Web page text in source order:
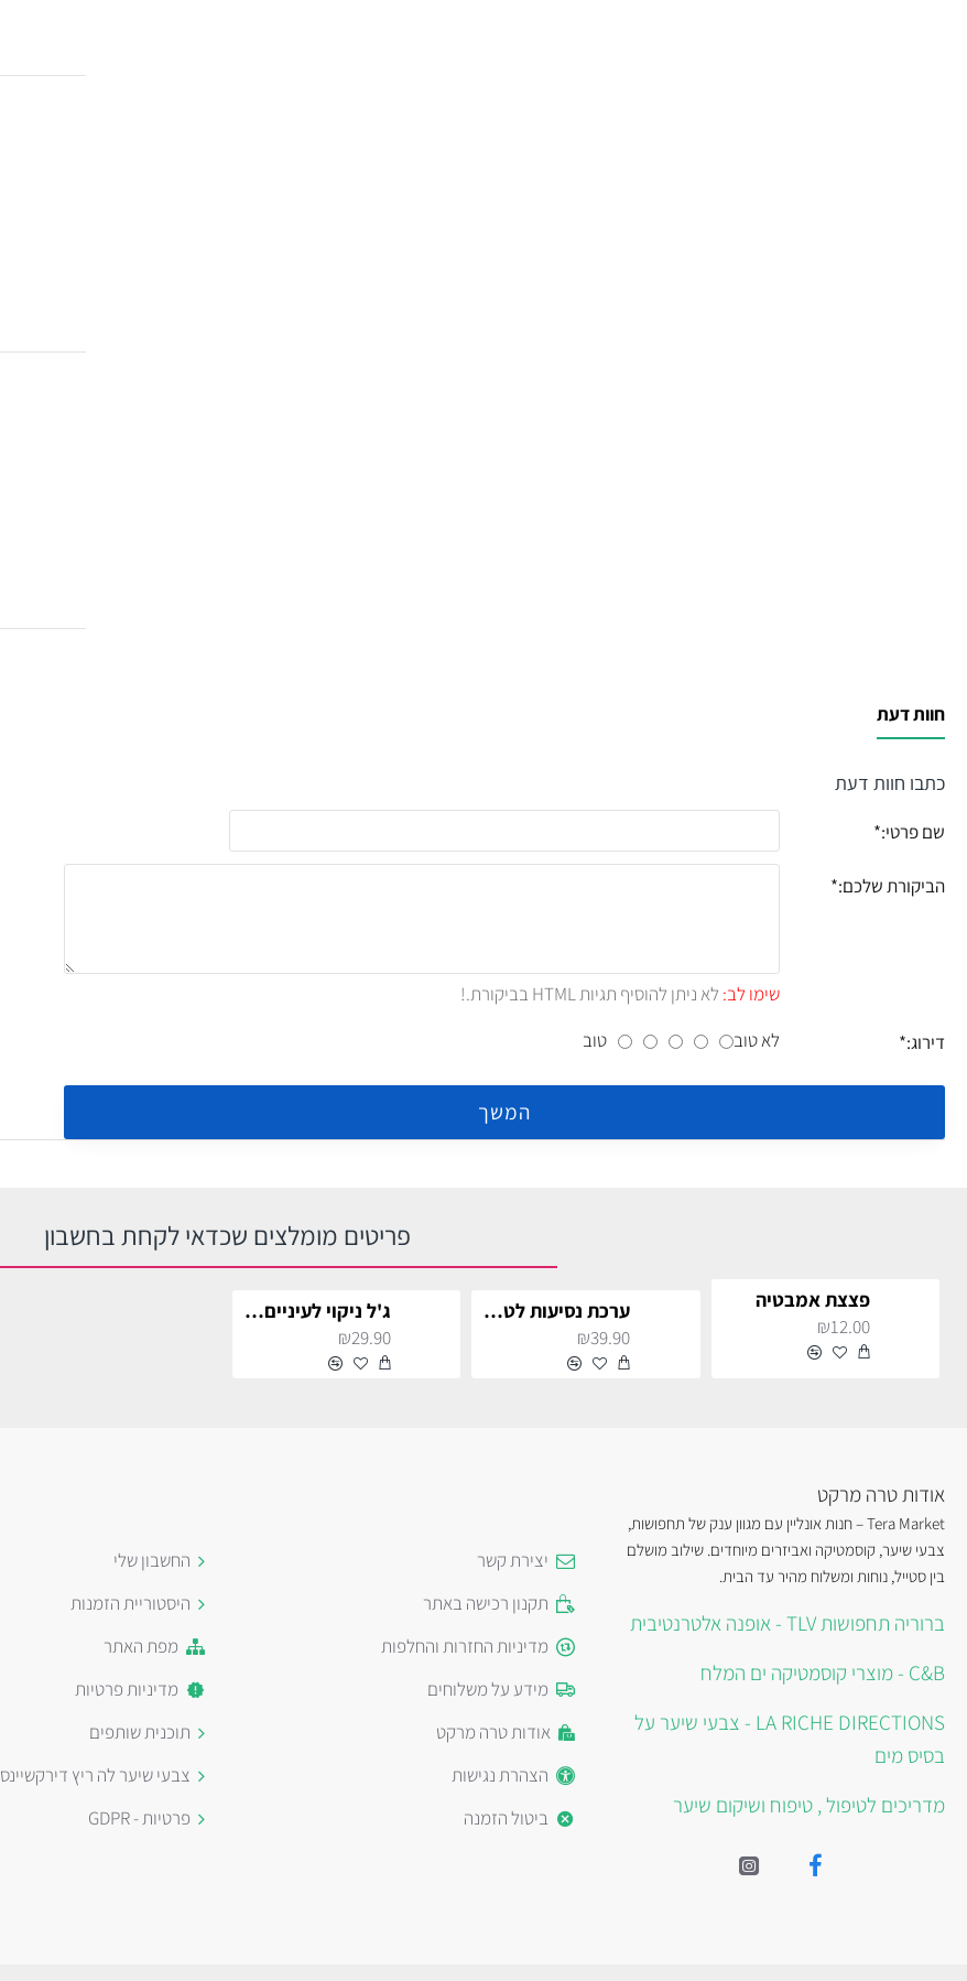
חוות דעת
כתבו חוות דעת
שם פרטי:
הביקורת שלכם:
שימו לב: לא ניתן להוסיף תגיות HTML בביקורת.!
דירוג:
לא טוב טוב
המשך
פריטים מומלצים שכדאי לקחת בחשבון
פצצת אמבטיה
₪12.00
ערכת נסיעות לטיפוח גוף ושיער
₪39.90
ג'ל ניקוי לעיניים ולפנים
₪29.90
אודות טרה מרקט
Tera Market – חנות אונליין עם מגוון ענק של תחפושות,
צבעי שיער, קוסמטיקה ואביזרים מיוחדים. שילוב מושלם
בין סטייל, נוחות ומשלוח מהיר עד הבית.
ברוריה תחפושות TLV - אופנה אלטרנטיבית
C&B - מוצרי קוסמטיקה ים המלח
LA RICHE DIRECTIONS - צבעי שיער על
בסיס מים
מדריכים לטיפול , טיפוח ושיקום שיער
יצירת קשר
תקנון רכישה באתר
מדיניות החזרות והחלפות
מידע על משלוחים
אודות טרה מרקט
הצהרת נגישות
ביטול הזמנה
החשבון שלי
היסטוריית הזמנות
מפת האתר
מדיניות פרטיות
תוכנית שותפים
צבעי שיער לה ריץ דירקשיינס
פרטיות - GDPR